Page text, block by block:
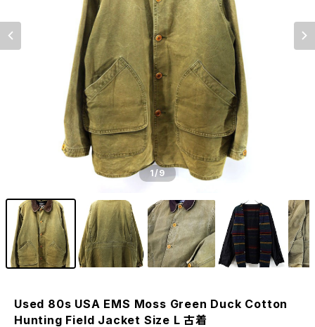
1/9
Used 80s USA EMS Moss Green Duck Cotton
Hunting Field Jacket Size L 古着